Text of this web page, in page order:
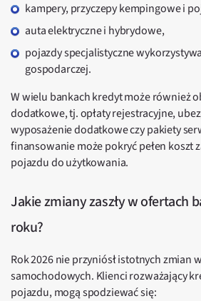
kampery, przyczepy kempingowe i
auta elektryczne i hybrydowe,
pojazdy specjalistyczne
gospodarczej.
W wielu bankach kredyt może również
dodatkowe, tj. opłaty rejestracyjne,
wyposażenie dodatkowe czy pakiety
finansowanie może pokryć pełen koszt
pojazdu do użytkowania.
Jakie zmiany zaszły w ofertach
roku?
Rok 2026 nie przyniósł istotnych zmian
samochodowych. Klienci rozważający
pojazdu, mogą spodziewać się: